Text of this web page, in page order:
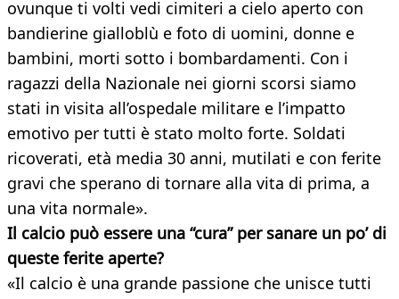
ovunque ti volti vedi cimiteri a cielo aperto con
bandierine gialloblù e foto di uomini, donne e
bambini, morti sotto i bombardamenti. Con i
ragazzi della Nazionale nei giorni scorsi siamo
stati in visita all’ospedale militare e l’impatto
emotivo per tutti è stato molto forte. Soldati
ricoverati, età media 30 anni, mutilati e con ferite
gravi che sperano di tornare alla vita di prima, a
una vita normale».
Il calcio può essere una “cura” per sanare un po’ di
queste ferite aperte?
«Il calcio è una grande passione che unisce tutti